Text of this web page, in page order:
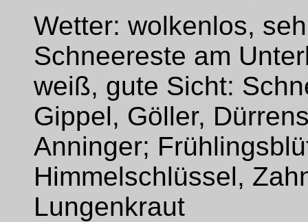
Wetter: wolkenlos,
Schneereste am
weiß, gute Sicht:
Gippel, Göller,
Anninger;
Himmelschlüssel,
Lungenkraut